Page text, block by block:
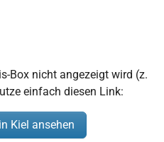
Box nicht angezeigt wird (z.
einfach diesen Link:
Kiel ansehen